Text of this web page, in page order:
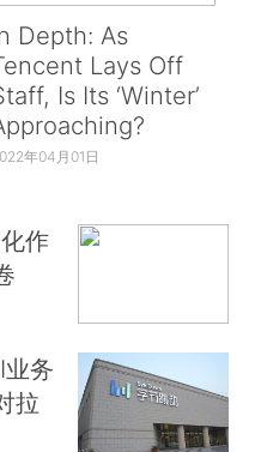
Depth: As
Lays Off
Is Its ‘Winter’
年04月01日
作
务
拉